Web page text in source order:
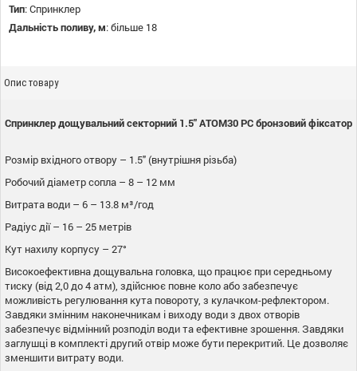
Тип:Спринклер
Дальність поливу, м:більше 18
Опис товару
Спринклер дощувальний секторний 1.5" ATOM30 PC бронзовий фіксатор
Розмір вхідного отвору – 1.5" (внутрішня різьба)
Робочий діаметр сопла – 8 – 12 мм
Витрата води – 6 – 13.8 м³/год
Радіус дії – 16 – 25 метрів
Кут нахилу корпусу – 27°
Високоефективна дощувальна головка, що працює при середньому
тиску (від 2,0 до 4 атм), здійснює повне коло або забезпечує
можливість регулювання кута повороту, з кулачком-рефлектором.
Завдяки змінним наконечникам і виходу води з двох отворів
забезпечує відмінний розподіл води та ефективне зрошення. Завдяки
заглушці в комплекті другий отвір може бути перекритий. Це дозволяє
зменшити витрату води.